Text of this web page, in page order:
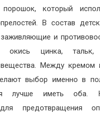
который
В состав
и
окись цинка,
Между кремом
выбор именно в
лучше иметь оба.
предотвращения